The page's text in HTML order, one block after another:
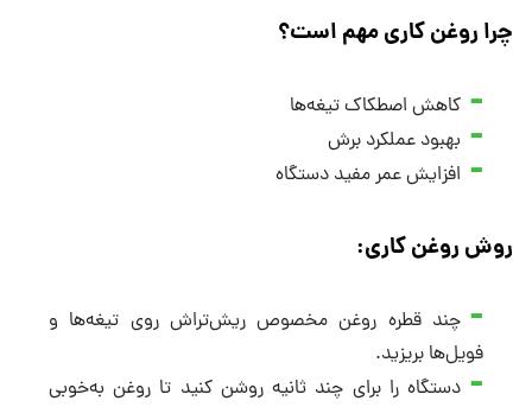
چرا روغن‌ کاری مهم است؟
کاهش اصطکاک تیغه‌ها
بهبود عملکرد برش
افزایش عمر مفید دستگاه
روش روغن‌ کاری:
چند قطره روغن مخصوص ریش‌تراش روی تیغه‌ها و
فویل‌ها بریزید.
دستگاه را برای چند ثانیه روشن کنید تا روغن به‌خوبی